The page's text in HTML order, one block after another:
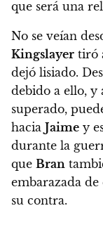
que será una
No se veían
Kingslayer tiró
dejó lisiado.
debido a ello, y
superado,
hacia Jaime y
durante la
que Bran
embarazada de
su contra.